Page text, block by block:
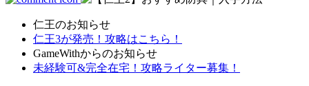
仁王のお知らせ
仁王3が発売！攻略はこちら！
GameWithからのお知らせ
未経験可&完全在宅！攻略ライター募集！